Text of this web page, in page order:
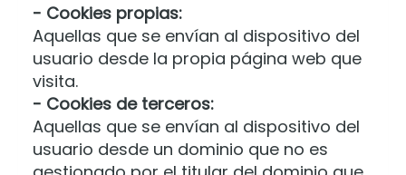
- Cookies propias:
Aquellas que se envían al dispositivo del
usuario desde la propia página web que
visita.
- Cookies de terceros:
Aquellas que se envían al dispositivo del
usuario desde un dominio que no es